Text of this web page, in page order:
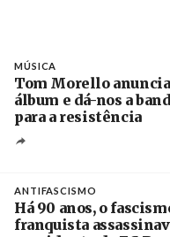
MÚSICA
Tom Morello
álbum e dá-nos a
para a resistência
ANTIFASCISMO
Há 90 anos, o
franquista